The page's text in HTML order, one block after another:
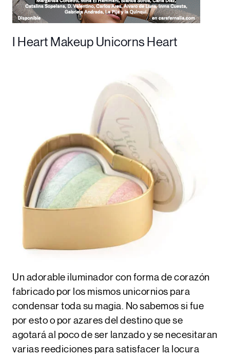
I Heart Makeup Unicorns Heart
Un adorable iluminador con forma de corazón
fabricado por los mismos unicornios para
condensar toda su magia. No sabemos si fue
por esto o por azares del destino que se
agotará al poco de ser lanzado y se necesitaran
varias reediciones para satisfacer la locura